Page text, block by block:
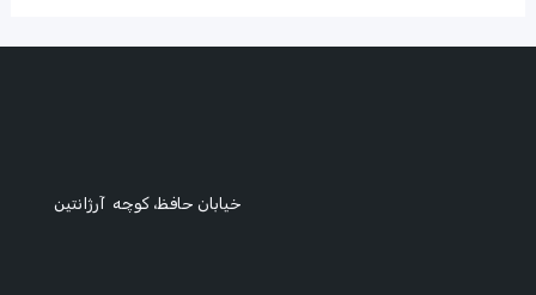
خیابان حافظ، کوچه آرژانتین